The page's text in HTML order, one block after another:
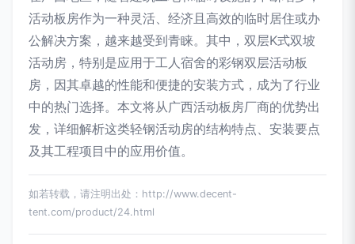
活动板房作为一种灵活、经济且高效的临时居住或办
公解决方案，越来越受到青睐。其中，双层K式双坡
活动房，特别是应用于工人宿舍的彩钢双层活动板
房，因其卓越的性能和便捷的安装方式，成为了行业
中的热门选择。本文将从广西活动板房厂商的优势出
发，详细解析这类轻钢活动房的结构特点、安装要点
及其工程项目中的应用价值。
如若转载，请注明出处：http://www.decent-
tent.com/product/24.html